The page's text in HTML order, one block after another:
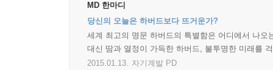
MD 한마디
당신의 오늘은 하버드보다 뜨거운가?
세계 최고의 명문 하버드의 특별함은 어디에서 나
대신 땀과 열정이 가득한 하버드, 불투명한 미래를
2015.01.13. 자기계발 PD